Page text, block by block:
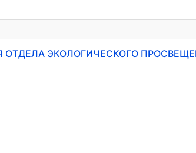
ОТДЕЛА ЭКОЛОГИЧЕСКОГО